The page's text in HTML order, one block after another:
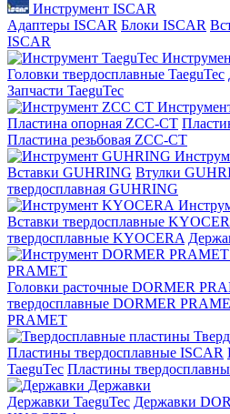
Инструмент ISCAR
Адаптеры ISCAR Блоки ISCAR
ISCAR
Головки твердосплавные TaeguTec
Запчасти TaeguTec
Пластина опорная ZCC-CT
Пластина резьбовая ZCC-CT
Вставки GUHRING Втулки
твердосплавная GUHRING
Вставки твердосплавные
твердосплавные KYOCERA
PRAMET
Головки расточные DORMER
твердосплавные DORMER
PRAMET
Пластины твердосплавные ISCAR
TaeguTec Пластины
Державки
Державки TaeguTec Державки